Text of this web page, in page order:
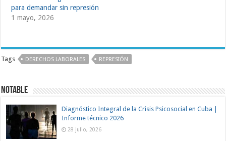
para demandar sin represión
1 mayo, 2026
Tags DERECHOS LABORALES REPRESIÓN
Notable
Diagnóstico Integral de la Crisis Psicosocial en Cuba |
Informe técnico 2026
28 julio, 2026